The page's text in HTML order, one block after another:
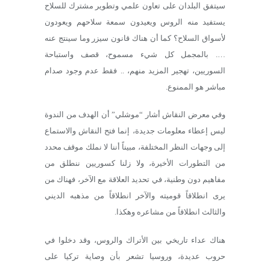
سيتفق البلدان على تعاون علمي وتطوير مشترك للسلاح
يستفيد منه الروس ويعيدون سمعة سلاحهم ويعودون
لأسواق السلاح؟ كما أن هناك قانون سيزر وما سينتج عنه
…. بالمجمل كل شيء مسموح، قصف واستباحة
السوريين، تهجير المزيد منهم، .. فقط عدم وجود صدام
مباشر هو الممنوع.
وفي معرض النقاش أشار “موشلي” أن الهدف من الندوة
ليس إعطاء معلومات جديدة، إنما فتح النقاش والاستماع
إلى وجهات النظر المختلفة، مبيناً أننا لا نملك موقف محدد
من التطورات الأخيرة، ولا زلنا كسوريين ننطلق من
مفاهيم دون وطنية، في تحديد العلاقة مع الآخر، فهناك من
يرى انطلاقاً قوميته والآخر انطلاقاً من مذهبه الديني
والثالث انطلاقاً من مشاعره وهكذا.
هناك عداء تاريخي بين الأتراك والروس، وقد دخلوا في
حروب عديدة، وروسيا تشعر بأن وصاية تركيا على